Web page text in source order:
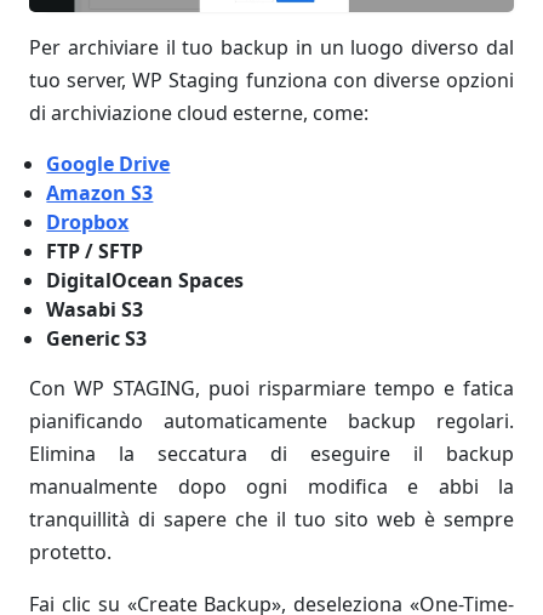
Per archiviare il tuo backup in un luogo diverso dal
tuo server, WP Staging funziona con diverse opzioni
di archiviazione cloud esterne, come:
Google Drive
Amazon S3
Dropbox
FTP / SFTP
DigitalOcean Spaces
Wasabi S3
Generic S3
Con WP STAGING, puoi risparmiare tempo e fatica
pianificando automaticamente backup regolari.
Elimina la seccatura di eseguire il backup
manualmente dopo ogni modifica e abbi la
tranquillità di sapere che il tuo sito web è sempre
protetto.
Fai clic su «Create Backup», deseleziona «One-Time-